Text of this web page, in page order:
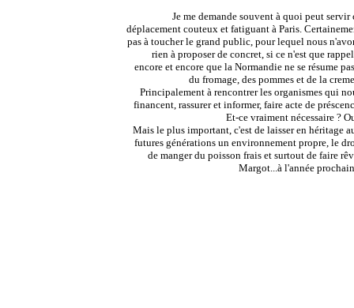
Je me demande souvent à quoi peut servir
déplacement couteux et fatiguant à Paris.
pas à toucher le grand public, pour lequel nous
rien à proposer de concret, si ce n'est que
encore et encore que la Normandie ne se résume
du fromage, des pommes et de la
Principalement à rencontrer les organismes qui
financent, rassurer et informer, faire acte de
Et-ce vraiment nécessaire ?
Mais le plus important, c'est de laisser en héritage
futures générations un environnement propre, le
de manger du poisson frais et surtout de faire
Margot...à l'année